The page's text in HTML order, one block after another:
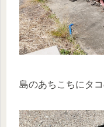
島のあちこちにタコ